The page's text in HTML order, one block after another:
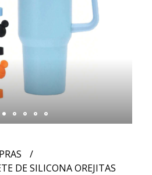
DE SILICONA OREJITAS